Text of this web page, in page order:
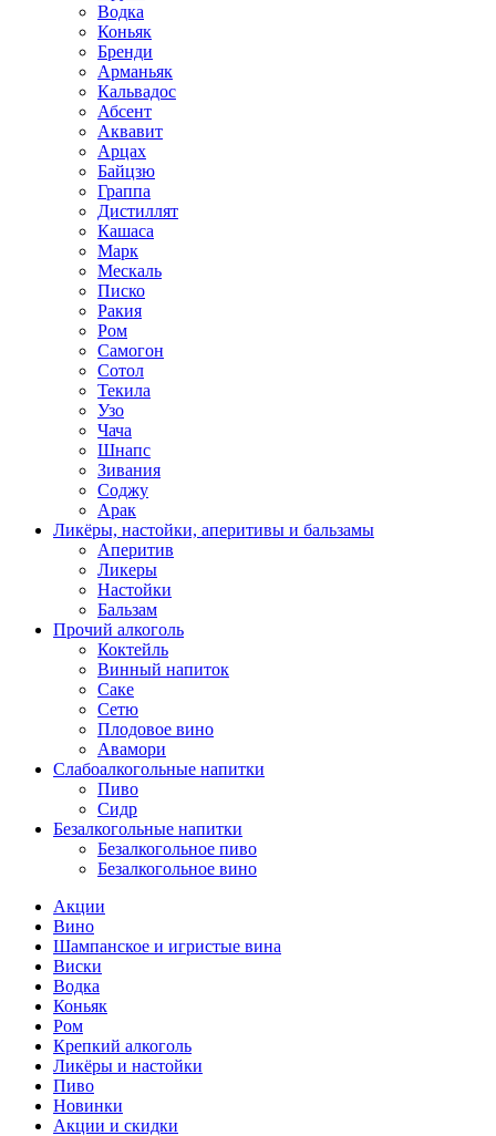
Водка
Коньяк
Бренди
Арманьяк
Кальвадос
Абсент
Аквавит
Арцах
Байцзю
Граппа
Дистиллят
Кашаса
Марк
Мескаль
Писко
Ракия
Ром
Самогон
Сотол
Текила
Узо
Чача
Шнапс
Зивания
Соджу
Арак
Ликёры, настойки, аперитивы и бальзамы
Аперитив
Ликеры
Настойки
Бальзам
Прочий алкоголь
Коктейль
Винный напиток
Саке
Сетю
Плодовое вино
Авамори
Слабоалкогольные напитки
Пиво
Сидр
Безалкогольные напитки
Безалкогольное пиво
Безалкогольное вино
Акции
Вино
Шампанское и игристые вина
Виски
Водка
Коньяк
Ром
Крепкий алкоголь
Ликёры и настойки
Пиво
Новинки
Акции и скидки